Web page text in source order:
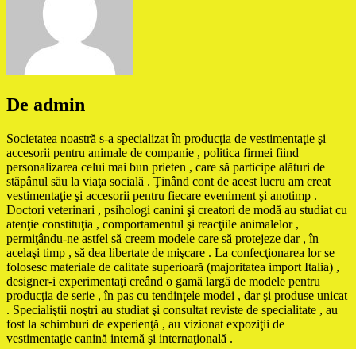
De admin
Societatea noastră s-a specializat în producţia de vestimentaţie şi
accesorii pentru animale de companie , politica firmei fiind
personalizarea celui mai bun prieten , care să participe alături de
stăpânul său la viaţa socială . Ţinând cont de acest lucru am creat
vestimentaţie şi accesorii pentru fiecare eveniment şi anotimp .
Doctori veterinari , psihologi canini şi creatori de modă au studiat cu
atenţie constituţia , comportamentul şi reacţiile animalelor ,
permiţându-ne astfel să creem modele care să protejeze dar , în
acelaşi timp , să dea libertate de mişcare . La confecţionarea lor se
folosesc materiale de calitate superioară (majoritatea import Italia) ,
designer-i experimentaţi creând o gamă largă de modele pentru
producţia de serie , în pas cu tendinţele modei , dar şi produse unicat
. Specialiştii noştri au studiat şi consultat reviste de specialitate , au
fost la schimburi de experienţă , au vizionat expoziţii de
vestimentaţie canină internă şi internaţională .